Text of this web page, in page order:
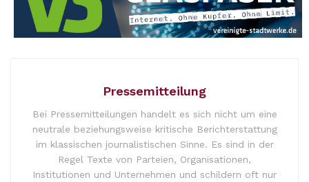
Pressemitteilung
Bei Pressemitteilungen handelt es sich nicht um eine
neutrale beziehungsweise kritische Berichterstattung
im klassischen journalistischen Sinne. Es sind in der
Regel Texte von Parteien, Organisationen,
Institutionen und Unternehmen und schildern oft nur